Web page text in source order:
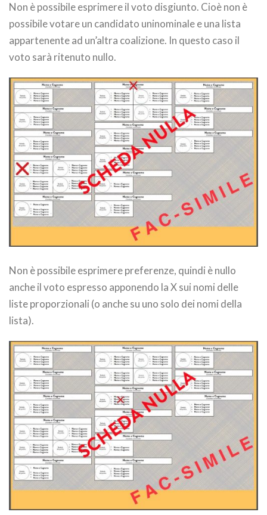
Non è possibile esprimere il voto disgiunto. Cioè non è
possibile votare un candidato uninominale e una lista
appartenente ad un’altra coalizione. In questo caso il
voto sarà ritenuto nullo.
Non è possibile esprimere preferenze, quindi è nullo
anche il voto espresso apponendo la X sui nomi delle
liste proporzionali (o anche su uno solo dei nomi della
lista).